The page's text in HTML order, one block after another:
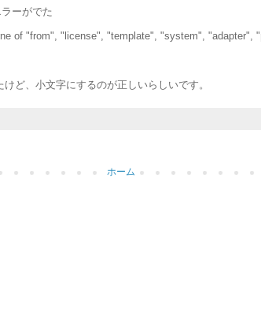
ーがでた
of "from", "license", "template", "system", "adapter",
ど、小文字にするのが正しいらしいです。
ホーム